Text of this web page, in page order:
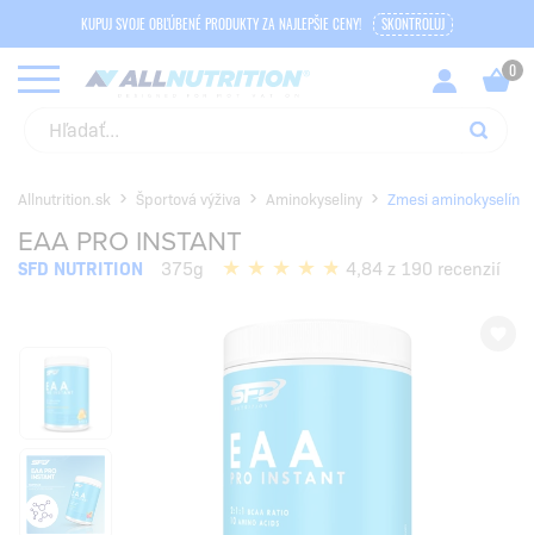
KUPUJ SVOJE OBĽÚBENÉ PRODUKTY ZA NAJLEPŠIE CENY! SKONTROLUJ
Allnutrition.sk Športová výživa Aminokyseliny Zmesi aminokyselín
EAA PRO INSTANT
SFD NUTRITION 375g 4,84 z 190 recenzií